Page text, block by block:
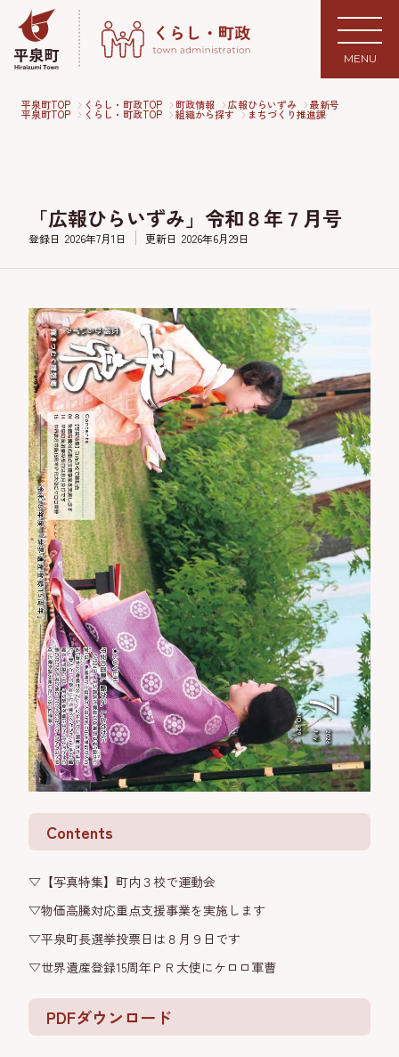
MENU
平泉町TOP くらし・町政TOP 町政情報 広報ひらいずみ 最新号
平泉町TOP くらし・町政TOP 組織から探す まちづくり推進課
「広報ひらいずみ」令和８年７月号
登録日 2026年7月1日 更新日 2026年6月29日
Contents
▽【写真特集】町内３校で運動会
▽物価高騰対応重点支援事業を実施します
▽平泉町長選挙投票日は８月９日です
▽世界遺産登録15周年ＰＲ大使にケロロ軍曹
PDFダウンロード